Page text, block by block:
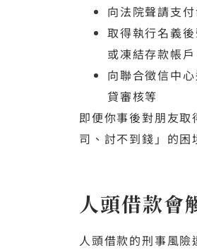
向法院聲請支
取得執行名義
或凍結存款帳戶
向聯合徵信中
貸審核等
即便你事後對朋友
司、討不到錢」的困
人頭借款會
人頭借款的刑事風